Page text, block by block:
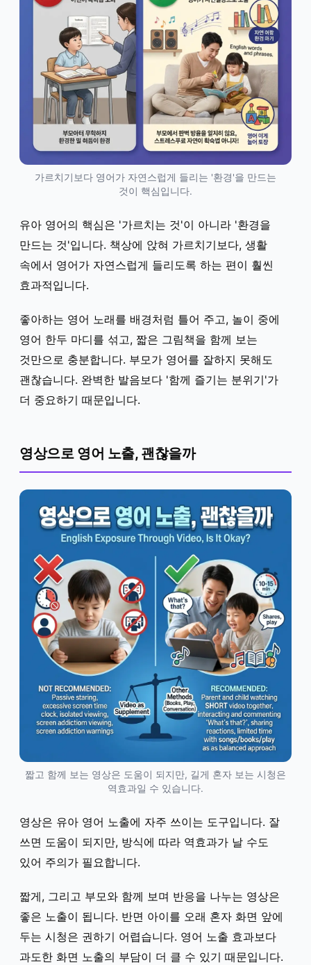
가르치기보다 영어가 자연스럽게 들리는 '환경'을 만드는
것이 핵심입니다.
유아 영어의 핵심은 '가르치는 것'이 아니라 '환경을
만드는 것'입니다. 책상에 앉혀 가르치기보다, 생활
속에서 영어가 자연스럽게 들리도록 하는 편이 훨씬
효과적입니다.
좋아하는 영어 노래를 배경처럼 틀어 주고, 놀이 중에
영어 한두 마디를 섞고, 짧은 그림책을 함께 보는
것만으로 충분합니다. 부모가 영어를 잘하지 못해도
괜찮습니다. 완벽한 발음보다 '함께 즐기는 분위기'가
더 중요하기 때문입니다.
영상으로 영어 노출, 괜찮을까
짧고 함께 보는 영상은 도움이 되지만, 길게 혼자 보는 시청은
역효과일 수 있습니다.
영상은 유아 영어 노출에 자주 쓰이는 도구입니다. 잘
쓰면 도움이 되지만, 방식에 따라 역효과가 날 수도
있어 주의가 필요합니다.
짧게, 그리고 부모와 함께 보며 반응을 나누는 영상은
좋은 노출이 됩니다. 반면 아이를 오래 혼자 화면 앞에
두는 시청은 권하기 어렵습니다. 영어 노출 효과보다
과도한 화면 노출의 부담이 더 클 수 있기 때문입니다.